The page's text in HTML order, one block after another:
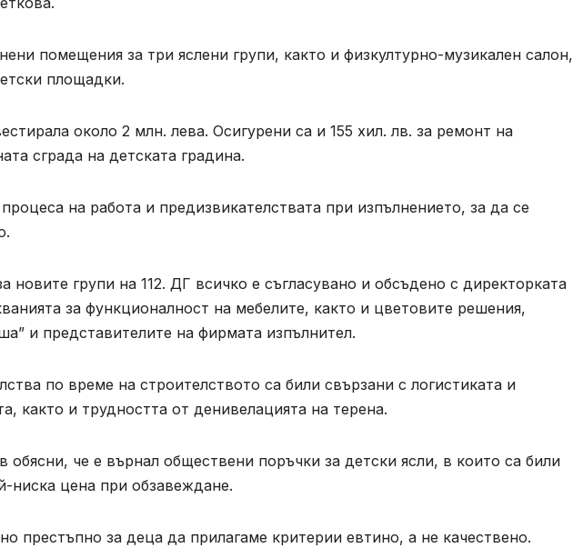
помещения за три яслени групи, както и физкултурно-музикален салон,
площадки.
около 2 млн. лева. Осигурени са и 155 хил. лв. за ремонт на
сграда на детската градина.
на работа и предизвикателствата при изпълнението, за да се
новите групи на 112. ДГ всичко е съгласувано и обсъдено с директорката
за функционалност на мебелите, както и цветовите решения,
и представителите на фирмата изпълнител.
по време на строителството са били свързани с логистиката и
както и трудността от денивелацията на терена.
обясни, че е върнал обществени поръчки за детски ясли, в които са били
ниска цена при обзавеждане.
престъпно за деца да прилагаме критерии евтино, а не качествено.